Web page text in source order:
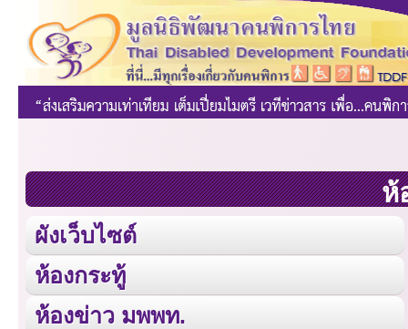
ห้
ผังเว็บไซต์
ห้องกระทู้
ห้องข่าว มพพท.